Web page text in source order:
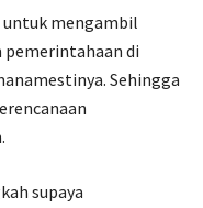
untuk mengambil
pemerintahaan di
Sehingga
supaya